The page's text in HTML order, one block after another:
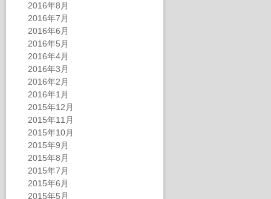
2016年8月
2016年7月
2016年6月
2016年5月
2016年4月
2016年3月
2016年2月
2016年1月
2015年12月
2015年11月
2015年10月
2015年9月
2015年8月
2015年7月
2015年6月
2015年5月